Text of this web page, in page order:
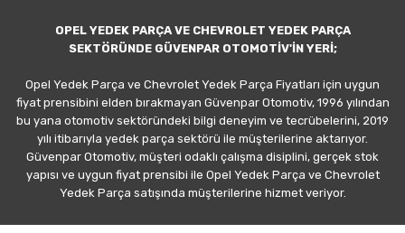
OPEL YEDEK PARÇA VE CHEVROLET YEDEK PARÇA
SEKTÖRÜNDE GÜVENPAR OTOMOTİV'İN YERİ;
Opel Yedek Parça ve Chevrolet Yedek Parça Fiyatları için uygun
fiyat prensibini elden bırakmayan Güvenpar Otomotiv, 1996 yılından
bu yana otomotiv sektöründeki bilgi deneyim ve tecrübelerini, 2019
yılı itibarıyla yedek parça sektörü ile müşterilerine aktarıyor.
Güvenpar Otomotiv, müşteri odaklı çalışma disiplini, gerçek stok
yapısı ve uygun fiyat prensibi ile Opel Yedek Parça ve Chevrolet
Yedek Parça satışında müşterilerine hizmet veriyor.